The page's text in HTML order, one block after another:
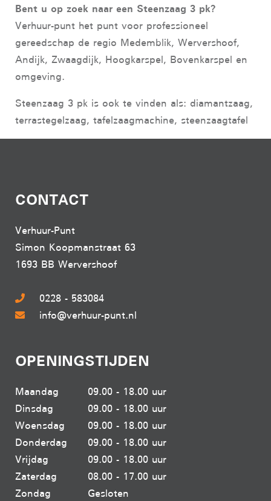
Bent u op zoek naar een Steenzaag 3 pk?
Verhuur-punt het punt voor professioneel
gereedschap de regio Medemblik, Wervershoof,
Andijk, Zwaagdijk, Hoogkarspel, Bovenkarspel en
omgeving.
Steenzaag 3 pk is ook te vinden als: diamantzaag,
terrastegelzaag, tafelzaagmachine, steenzaagtafel
CONTACT
Verhuur-Punt
Simon Koopmanstraat 63
1693 BB Wervershoof
0228 - 583084
info@verhuur-punt.nl
OPENINGSTIJDEN
Maandag
09.00 - 18.00 uur
Dinsdag
09.00 - 18.00 uur
Woensdag
09.00 - 18.00 uur
Donderdag
09.00 - 18.00 uur
Vrijdag
09.00 - 18.00 uur
Zaterdag
08.00 - 17.00 uur
Zondag
Gesloten